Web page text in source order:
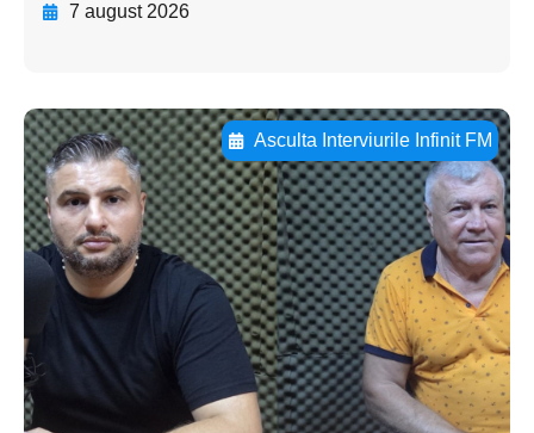
7 august 2026
Asculta Interviurile Infinit FM
Adaugă aici textul pentru
subtitluAdaugă aici
textul pentru
subtitluAdaugă aici
textul pentru
subtitluAdaugă aici
textul pentru subti